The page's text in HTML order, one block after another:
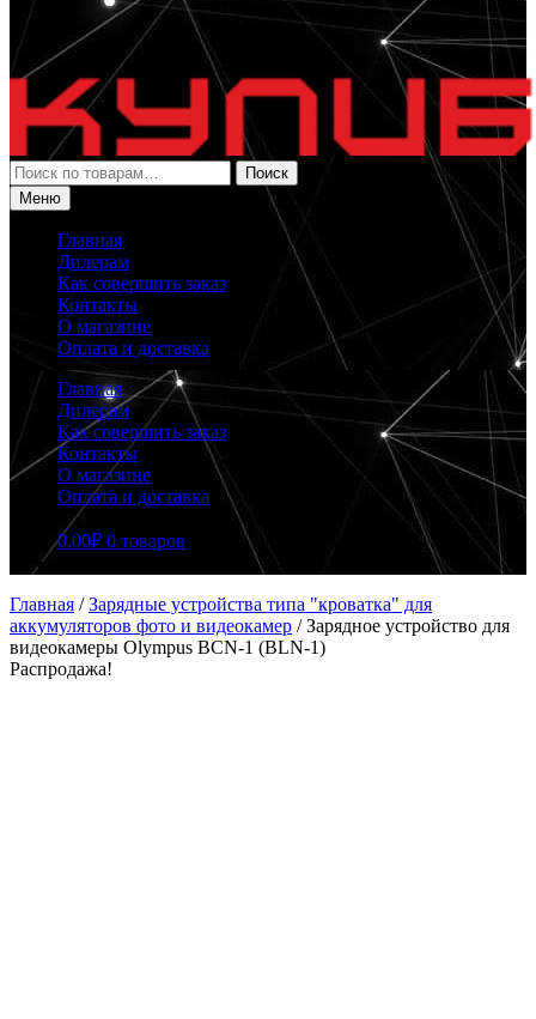
Искать:
Поиск
Меню
Главная
Дилерам
Как совершить заказ
Контакты
О магазине
Оплата и доставка
Главная
Дилерам
Как совершить заказ
Контакты
О магазине
Оплата и доставка
0.00₽ 0 товаров
Главная /Зарядные устройства типа "кроватка" для
аккумуляторов фото и видеокамер /Зарядное устройство для
видеокамеры Olympus BCN-1 (BLN-1)
Распродажа!